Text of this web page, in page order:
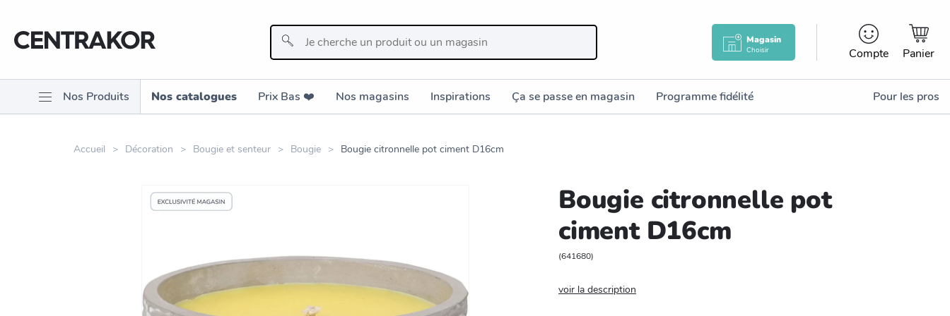
Magasin
Choisir Compte Panier
Nos Produits Nos catalogues Prix Bas ❤️️ Nos magasins Inspirations Ça se passe en magasin Programme fidélité Pour les pros
Accueil Décoration Bougie et senteur Bougie Bougie citronnelle pot ciment D16cm
Bougie citronnelle pot
ciment D16cm
(641680)
voir la description